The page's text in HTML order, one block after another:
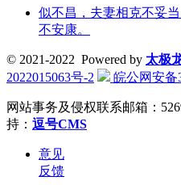
似不昌，夫妻相克不妥
不安康。
© 2021-2022 Powered by 太极
2022015063号-2
皖公网安备
网站事务及侵权联系邮箱：
持： 逗号CMS
意见
反馈